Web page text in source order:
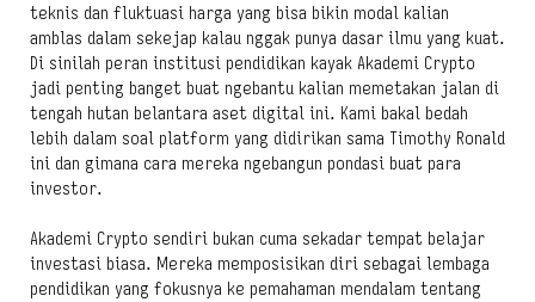
teknis dan fluktuasi harga yang bisa bikin modal kalian
amblas dalam sekejap kalau nggak punya dasar ilmu yang kuat.
Di sinilah peran institusi pendidikan kayak Akademi Crypto
jadi penting banget buat ngebantu kalian memetakan jalan di
tengah hutan belantara aset digital ini. Kami bakal bedah
lebih dalam soal platform yang didirikan sama Timothy Ronald
ini dan gimana cara mereka ngebangun pondasi buat para
investor.
Akademi Crypto sendiri bukan cuma sekadar tempat belajar
investasi biasa. Mereka memposisikan diri sebagai lembaga
pendidikan yang fokusnya ke pemahaman mendalam tentang